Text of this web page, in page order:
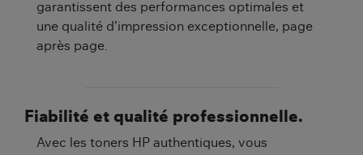
garantissent des performances optimales et
une qualité d’impression exceptionnelle, page
après page.
Fiabilité et qualité professionnelle.
Avec les toners HP authentiques, vous